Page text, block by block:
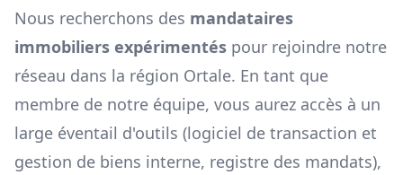
Nous recherchons des mandataires
immobiliers expérimentés pour rejoindre notre
réseau dans la région Ortale. En tant que
membre de notre équipe, vous aurez accès à un
large éventail d'outils (logiciel de transaction et
gestion de biens interne, registre des mandats),